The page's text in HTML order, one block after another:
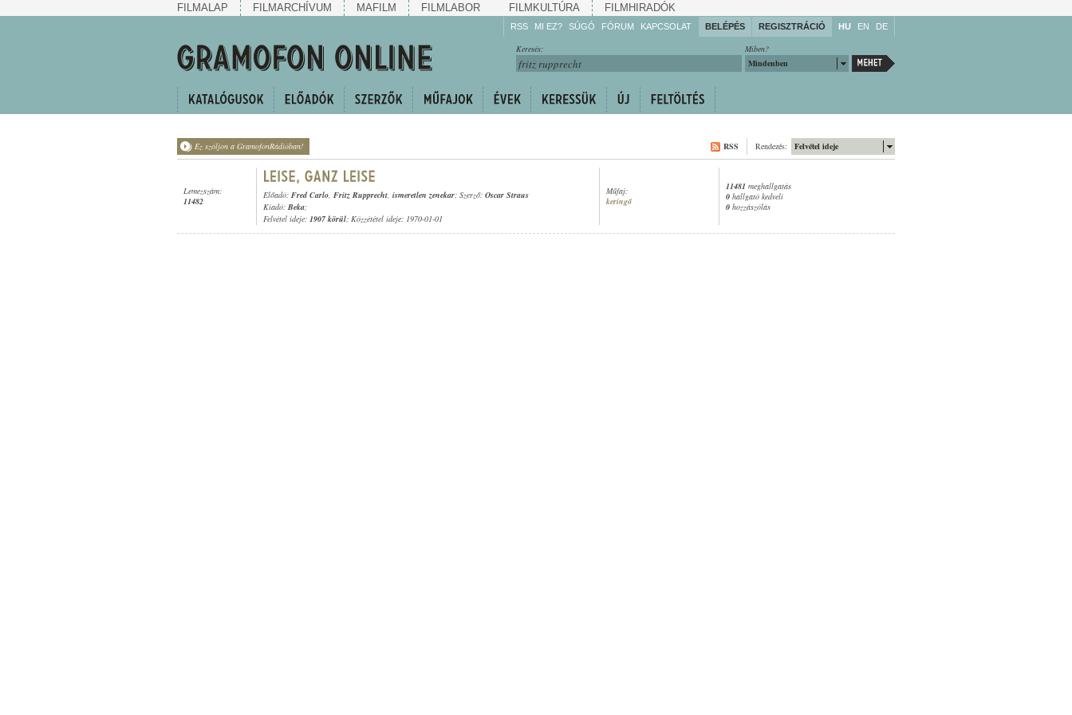
FILMALAP FILMARCHÍVUM MAFILM FILMLABOR FILMKULTÚRA FILMHIRADÓK
RSS MI EZ? SÚGÓ
Gyarapítsa!
Kövesse!
FÓRUM KAPCSOLAT BELÉPÉS REGISZTRÁCIÓ HU EN DE
Miben?
Mindenben
Keresés:
Ez szóljon a GramofonRádióban! Felvétel ideje
Rendezés:
RSS
Lemezszám:
11482
Előadó: Fred Carlo, Fritz Rupprecht, ismeretlen zenekar; Szerző: Oscar Straus
Kiadó: Beka;
Felvétel ideje: 1907 körül; Közzététel ideje: 1970-01-01
Műfaj:
keringő
11481 meghallgatás
0 hallgató kedveli
0 hozzászólás